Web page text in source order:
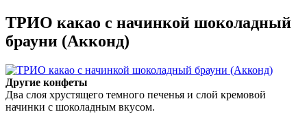
ТРИО какао с начинкой шоколадный
брауни (Акконд)
Другие конфеты
Два слоя хрустящего темного печенья и слой кремовой
начинки с шоколадным вкусом.